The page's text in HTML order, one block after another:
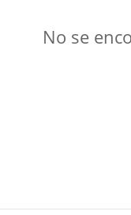
No se